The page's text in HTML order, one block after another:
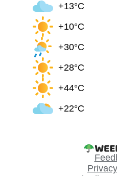
+13°C
+10°C
+30°C
+28°C
+44°C
+22°C